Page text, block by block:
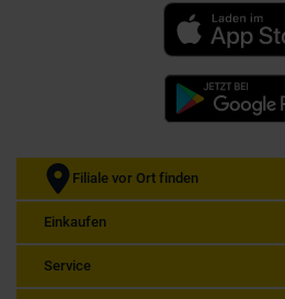
Filiale vor Ort finden
Einkaufen
Service